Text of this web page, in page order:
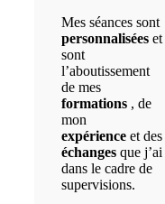
Mes séances sont
personnalisées et
sont
l’aboutissement
de mes
formations , de
mon
expérience et des
échanges que j’ai
dans le cadre de
supervisions.